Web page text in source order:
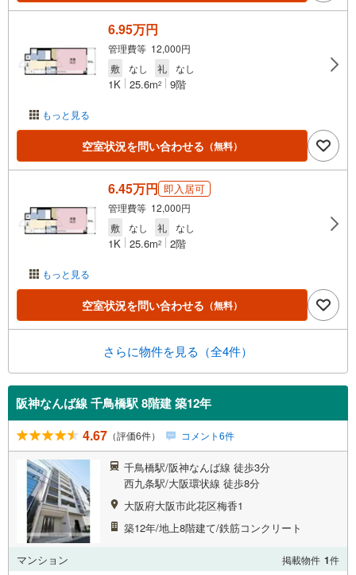
もっと見る
6.95万円
管理費等 12,000円
敷
なし 礼 なし
1K 25.6m2 9階
空室状況を問い合わせる （無料）
もっと見る
6.45万円 即入居可
管理費等 12,000円
敷
なし 礼 なし
1K 25.6m2 2階
空室状況を問い合わせる （無料）
さらに物件を見る（全4件）
阪神なんば線 千鳥橋駅 8階建 築12年
4.67 （評価6件） コメント6件
千鳥橋駅/阪神なんば線 徒歩3分
西九条駅/大阪環状線 徒歩8分
大阪府大阪市此花区梅香1
築12年/地上8階建て/鉄筋コンクリート
マンション 掲載物件 1件